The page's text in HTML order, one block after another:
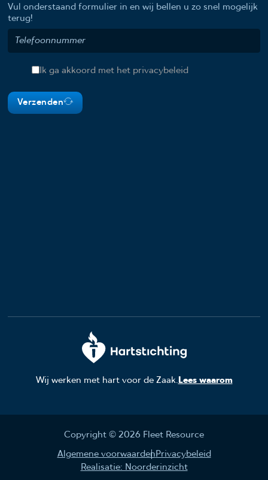
Vul onderstaand formulier in en wij bellen u zo snel mogelijk
terug!
Ik ga akkoord met het privacybeleid
Verzenden
Wij werken met hart voor de Zaak.Lees waarom
Copyright © 2026 Fleet Resource
Algemene voorwaardenPrivacybeleid
Realisatie: Noorderinzicht